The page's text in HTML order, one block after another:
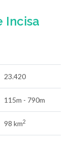
Incisa
23.420
115m - 790m
98 km2